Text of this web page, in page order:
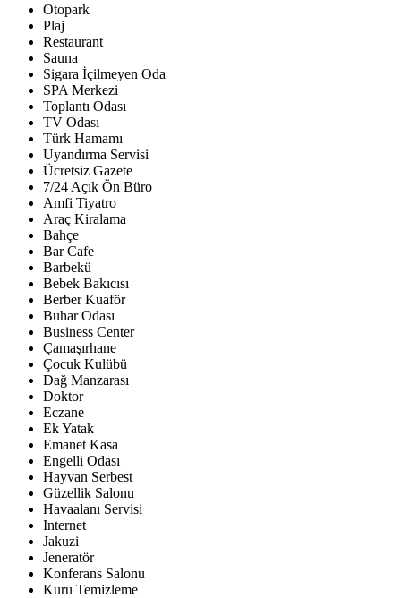
Otopark
Plaj
Restaurant
Sauna
Sigara İçilmeyen Oda
SPA Merkezi
Toplantı Odası
TV Odası
Türk Hamamı
Uyandırma Servisi
Ücretsiz Gazete
7/24 Açık Ön Büro
Amfi Tiyatro
Araç Kiralama
Bahçe
Bar Cafe
Barbekü
Bebek Bakıcısı
Berber Kuaför
Buhar Odası
Business Center
Çamaşırhane
Çocuk Kulübü
Dağ Manzarası
Doktor
Eczane
Ek Yatak
Emanet Kasa
Engelli Odası
Hayvan Serbest
Güzellik Salonu
Havaalanı Servisi
Internet
Jakuzi
Jeneratör
Konferans Salonu
Kuru Temizleme